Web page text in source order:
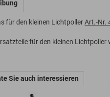
für den kleinen LichtpollerArt.-Nr.
für den kleinen
Sie auch interessieren